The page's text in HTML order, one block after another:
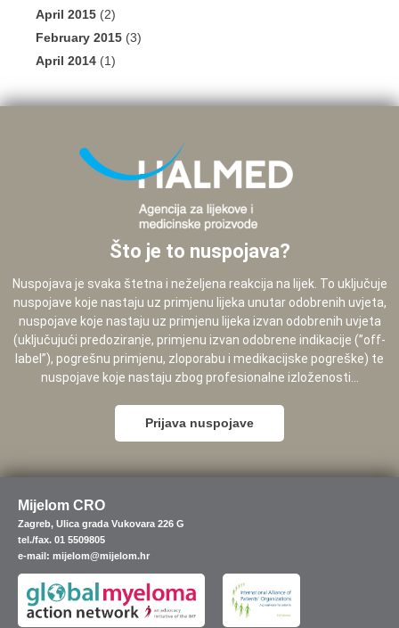
April 2015 (2)
February 2015 (3)
April 2014 (1)
Što je to nuspojava?
Nuspojava je svaka štetna i neželjena reakcija na lijek. To uključuje
nuspojave koje nastaju uz primjenu lijeka unutar odobrenih uvjeta,
nuspojave koje nastaju uz primjenu lijeka izvan odobrenih uvjeta
(uključujući predoziranje, primjenu izvan odobrene indikacije (”off-
label”), pogrešnu primjenu, zloporabu i medikacijske pogreške) te
nuspojave koje nastaju zbog profesionalne izloženosti...
Prijava nuspojave
Mijelom CRO
Zagreb, Ulica grada Vukovara 226 G
tel./fax. 01 5509805
e-mail: mijelom@mijelom.hr